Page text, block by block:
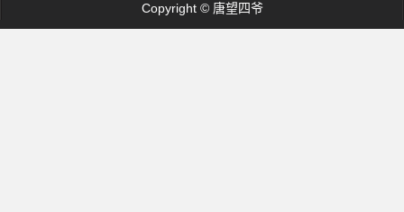
Copyright © 唐望四爷